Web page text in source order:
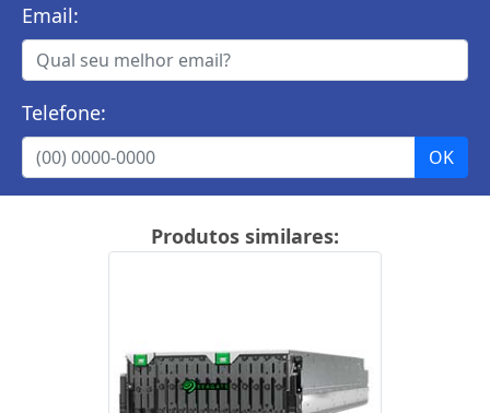
Email:
Telefone:
Produtos similares: